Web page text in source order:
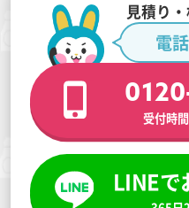
見積り
電
受付時
LINEで